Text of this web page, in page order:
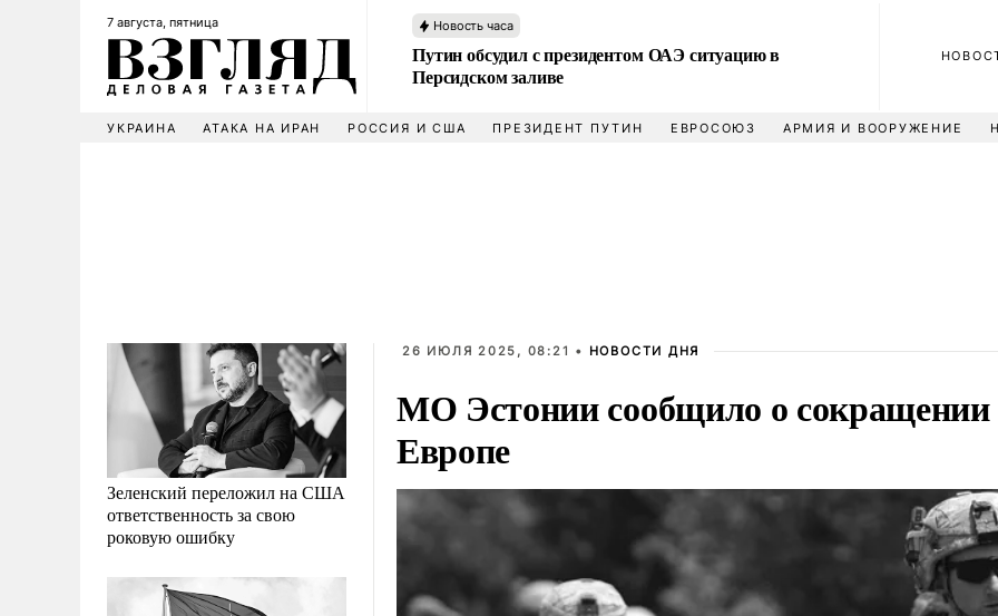
7 августа, пятница Новость часа
Путин обсудил с президентом ОАЭ ситуацию в
Персидском заливе
УКРАИНА АТАКА НА ИРАН РОССИЯ И США ПРЕЗИДЕНТ ПУТИН ЕВРОСОЮЗ АРМИЯ И ВООРУЖЕНИЕ
Зеленский переложил на США
ответственность за свою
роковую ошибку
26 ИЮЛЯ 2025, 08:21 • НОВОСТИ ДНЯ
МО Эстонии сообщило о
Европе